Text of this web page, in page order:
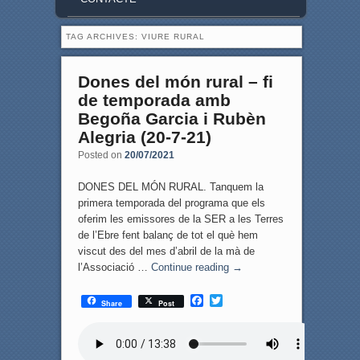
TAG ARCHIVES: VIURE RURAL
Dones del món rural – fi
de temporada amb
Begoña Garcia i Rubèn
Alegria (20-7-21)
Posted on 20/07/2021
DONES DEL MÓN RURAL. Tanquem la
primera temporada del programa que els
oferim les emissores de la SER a les Terres
de l’Ebre fent balanç de tot el què hem
viscut des del mes d’abril de la mà de
l’Associació … Continue reading →
Share Post
F
T